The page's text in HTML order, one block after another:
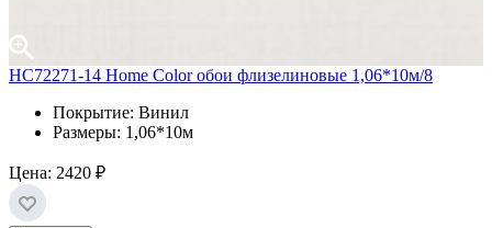
HC72271-14 Home Color обои флизелиновые 1,06*10м/8
Покрытие: Винил
Размеры: 1,06*10м
Цена: 2420 ₽